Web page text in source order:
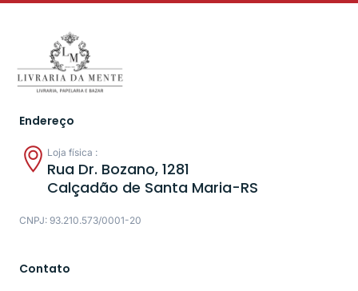
Endereço
Loja física :
Rua Dr. Bozano, 1281
Calçadão de Santa Maria-RS
CNPJ: 93.210.573/0001-20
Contato